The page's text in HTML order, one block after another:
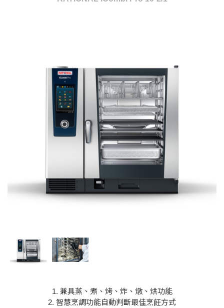
1. 兼具蒸、煮、烤、炸、燉、烘功能
2. 智慧烹調功能自動判斷最佳烹飪方式